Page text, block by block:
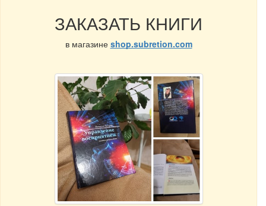
ЗАКАЗАТЬ КНИГИ
в магазине shop.subretion.com